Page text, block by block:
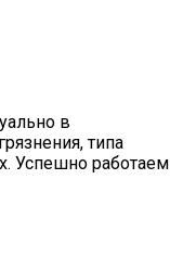
в
типа
Успешно работаем